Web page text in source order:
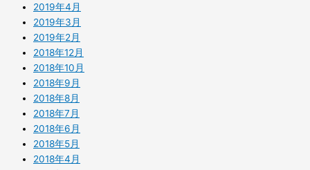
2019年4月
2019年3月
2019年2月
2018年12月
2018年10月
2018年9月
2018年8月
2018年7月
2018年6月
2018年5月
2018年4月